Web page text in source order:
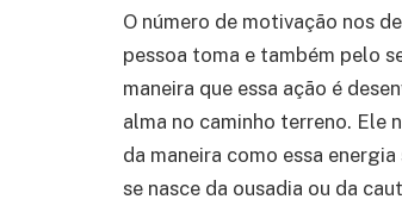
O número de motivação nos
pessoa toma e também pelo
maneira que essa ação é
alma no caminho terreno. Ele
da maneira como essa
se nasce da ousadia ou da